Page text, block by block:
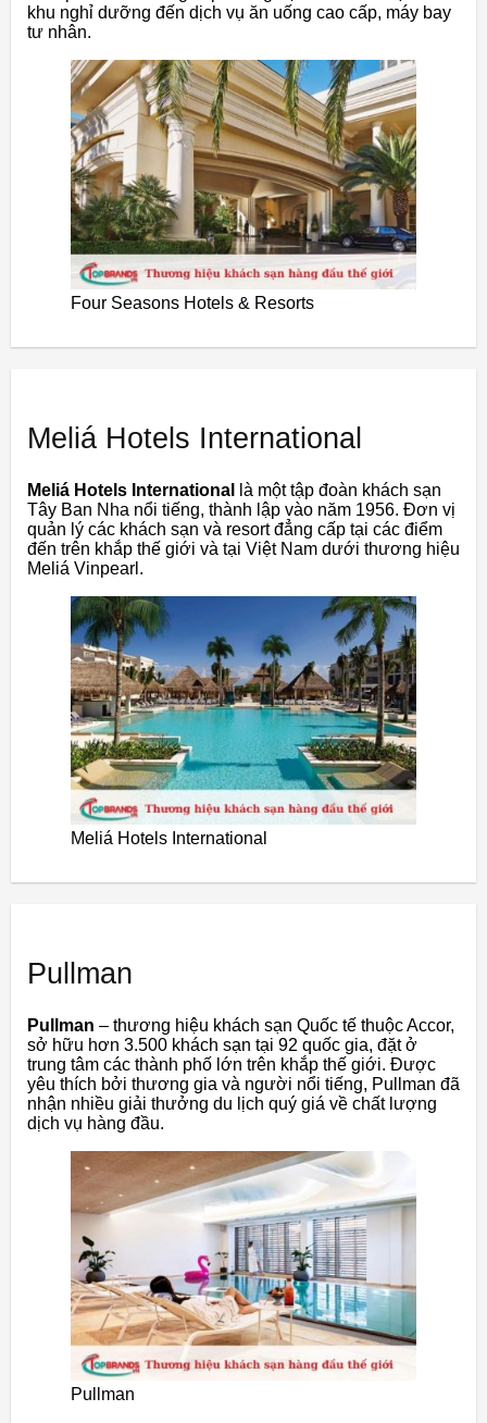
khu nghỉ dưỡng đến dịch vụ ăn uống cao cấp, máy bay
tư nhân.
Four Seasons Hotels & Resorts
Meliá Hotels International
Meliá Hotels International
là một tập đoàn khách sạn
Tây Ban Nha nổi tiếng, thành lập vào năm 1956. Đơn vị
quản lý các khách sạn và resort đẳng cấp tại các điểm
đến trên khắp thế giới và tại Việt Nam dưới thương hiệu
Meliá Vinpearl.
Meliá Hotels International
Pullman
Pullman – thương hiệu khách sạn Quốc tế thuộc Accor,
sở hữu hơn 3.500 khách sạn tại 92 quốc gia, đặt ở
trung tâm các thành phố lớn trên khắp thế giới. Được
yêu thích bởi thương gia và người nổi tiếng, Pullman đã
nhận nhiều giải thưởng du lịch quý giá về chất lượng
dịch vụ hàng đầu.
Pullman